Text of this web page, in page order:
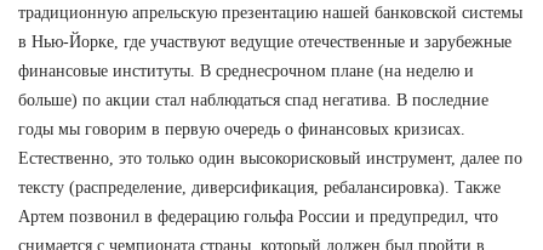
традиционную апрельскую презентацию нашей банковской системы
в Нью-Йорке, где участвуют ведущие отечественные и зарубежные
финансовые институты. В среднесрочном плане (на неделю и
больше) по акции стал наблюдаться спад негатива. В последние
годы мы говорим в первую очередь о финансовых кризисах.
Естественно, это только один высокорисковый инструмент, далее по
тексту (распределение, диверсификация, ребалансировка). Также
Артем позвонил в федерацию гольфа России и предупредил, что
снимается с чемпионата страны, который должен был пройти в